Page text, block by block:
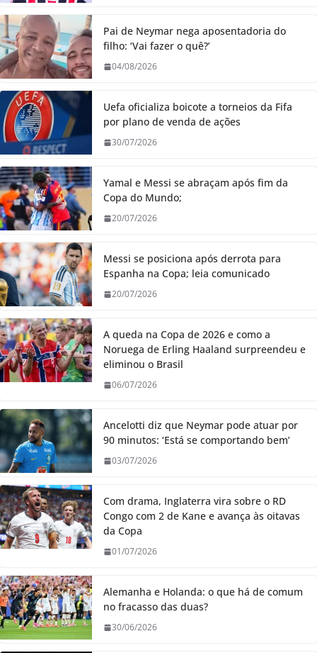
Pai de Neymar nega aposentadoria do
filho: ‘Vai fazer o quê?’
04/08/2026
Uefa oficializa boicote a torneios da Fifa
por plano de venda de ações
30/07/2026
Yamal e Messi se abraçam após fim da
Copa do Mundo;
20/07/2026
Messi se posiciona após derrota para
Espanha na Copa; leia comunicado
20/07/2026
A queda na Copa de 2026 e como a
Noruega de Erling Haaland surpreendeu e
eliminou o Brasil
06/07/2026
Ancelotti diz que Neymar pode atuar por
90 minutos: ‘Está se comportando bem’
03/07/2026
Com drama, Inglaterra vira sobre o RD
Congo com 2 de Kane e avança às oitavas
da Copa
01/07/2026
Alemanha e Holanda: o que há de comum
no fracasso das duas?
30/06/2026